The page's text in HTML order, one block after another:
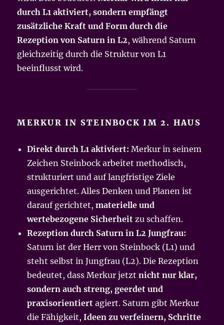
durch L1 aktiviert, sondern empfängt
zusätzliche Kraft und Form durch die
Rezeption von Saturn in L2, während Saturn
gleichzeitig durch die Struktur von L1
beeinflusst wird.
MERKUR IN STEINBOCK IM 2. HAUS
Direkt durch L1 aktiviert: Merkur in seinem
Zeichen Steinbock arbeitet methodisch,
strukturiert und auf langfristige Ziele
ausgerichtet. Alles Denken und Planen ist
darauf gerichtet,materielle und
wertebezogene Sicherheit zu schaffen.
Rezeption durch Saturn in L2 Jungfrau:
Saturn ist der Herr von Steinbock (L1) und
steht selbst in Jungfrau (L2). Die Rezeption
bedeutet, dass Merkur jetztnicht nur klar,
sondern auch streng, geerdet und
praxisorientiert agiert. Saturn gibt Merkur
die Fähigkeit,Ideen zu verfeinern, Schritte